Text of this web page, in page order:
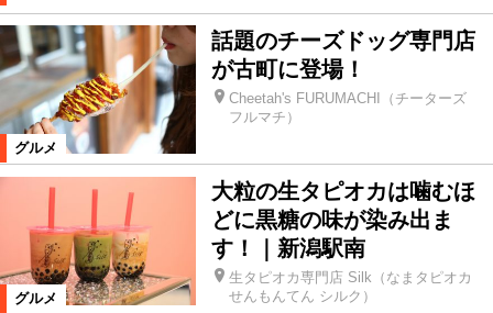
上越 五泉市 阿賀町 聖籠町
弥彦村 胎内市 佐渡
新潟県外 田上町
カテゴリ
グルメ グルメ 新店
グルメ
話題のチーズドッグ専門店
が古町に登場！
Cheetah's FURUMACHI（チーターズ
フルマチ）
グルメ
大粒の生タピオカは噛むほ
どに黒糖の味が染み出ま
す！｜新潟駅南
生タピオカ専門店 Silk（なまタピオカ
せんもんてん シルク）